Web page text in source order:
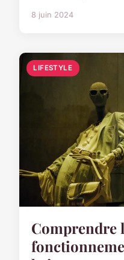
8 juin 2024
LIFESTYLE
Comprendre